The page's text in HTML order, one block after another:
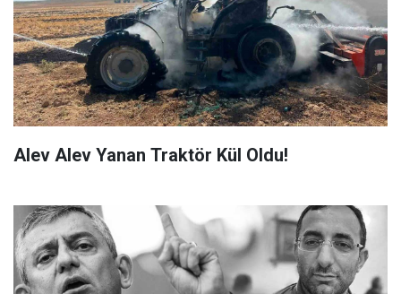
Alev Alev Yanan Traktör Kül Oldu!